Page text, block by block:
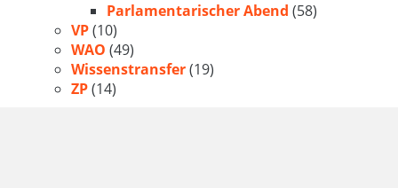
Parlamentarischer Abend (58)
VP(10)
WAO (49)
Wissenstransfer(19)
ZP(14)